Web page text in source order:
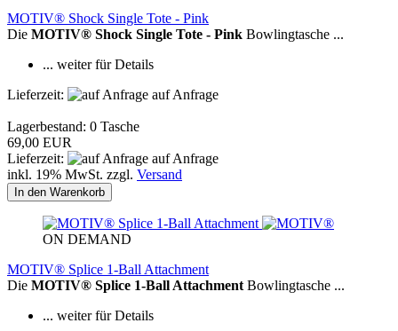
MOTIV® Shock Single Tote - Pink
Die MOTIV® Shock Single Tote - Pink Bowlingtasche ...
... weiter für Details
Lieferzeit:
auf Anfrage
Lagerbestand: 0 Tasche
69,00 EUR
Lieferzeit:
auf Anfrage
inkl. 19% MwSt. zzgl. Versand
In den Warenkorb
ON DEMAND
MOTIV® Splice 1-Ball Attachment
Die MOTIV® Splice 1-Ball Attachment Bowlingtasche ...
... weiter für Details